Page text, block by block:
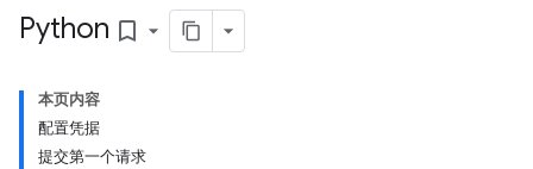
Python bookmark_border
本页内容
配置凭据
提交第一个请求